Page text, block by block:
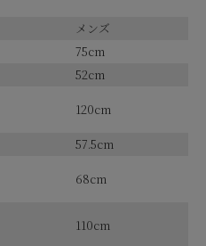
メンズ
75cm
52cm
120cm
57.5cm
68cm
110cm